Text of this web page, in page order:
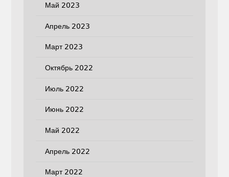
Май 2023
Апрель 2023
Март 2023
Октябрь 2022
Июль 2022
Июнь 2022
Май 2022
Апрель 2022
Март 2022